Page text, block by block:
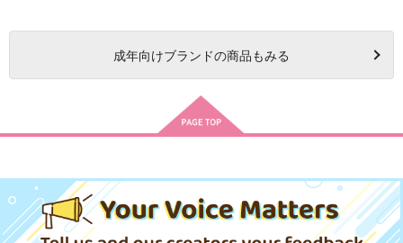
成年向けブランドの商品もみる